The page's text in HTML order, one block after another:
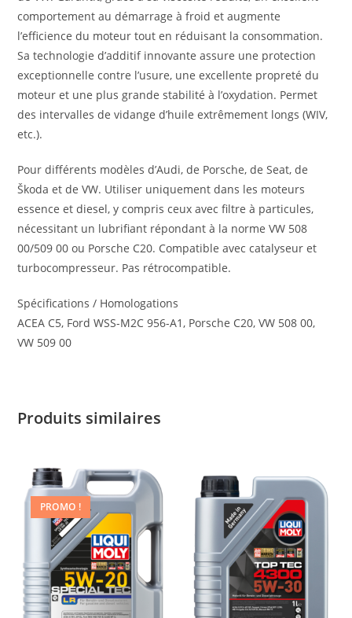
comportement au démarrage à froid et augmente
l’efficience du moteur tout en réduisant la consommation.
Sa technologie d’additif innovante assure une protection
exceptionnelle contre l’usure, une excellente propreté du
moteur et une plus grande stabilité à l’oxydation. Permet
des intervalles de vidange d’huile extrêmement longs (WIV,
etc.).
Pour différents modèles d’Audi, de Porsche, de Seat, de
Škoda et de VW. Utiliser uniquement dans les moteurs
essence et diesel, y compris ceux avec filtre à particules,
nécessitant un lubrifiant répondant à la norme VW 508
00/509 00 ou Porsche C20. Compatible avec catalyseur et
turbocompresseur. Pas rétrocompatible.
Spécifications / Homologations
ACEA C5, Ford WSS-M2C 956-A1, Porsche C20, VW 508 00,
VW 509 00
Produits similaires
PROMO !